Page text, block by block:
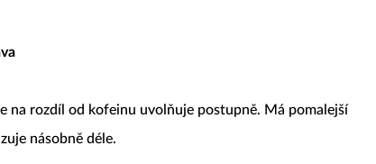
na rozdíl od kofeinu uvolňuje postupně. Má pomalejší
násobně déle.